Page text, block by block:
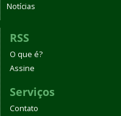
Notícias
RSS
O que é?
Assine
Serviços
Contato